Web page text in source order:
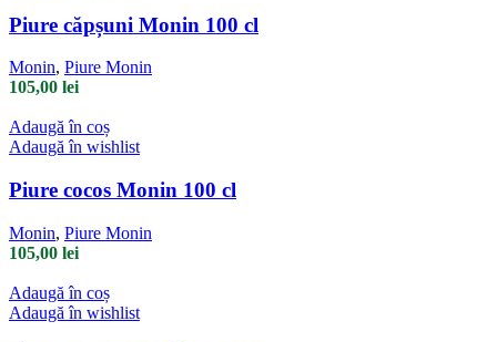
Piure căpșuni Monin 100 cl
Monin, Piure Monin
105,00 lei
Adaugă în coș
Adaugă în wishlist
Piure cocos Monin 100 cl
Monin, Piure Monin
105,00 lei
Adaugă în coș
Adaugă în wishlist